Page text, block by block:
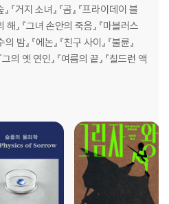
『거지 소녀』 『곰』 『프라이데이 블
해』 『그녀 손안의 죽음』 『마블러스
』 『에논』 『친구 사이』 『불륜』
그의 옛 연인』 『여름의 끝』 『칠드런 액